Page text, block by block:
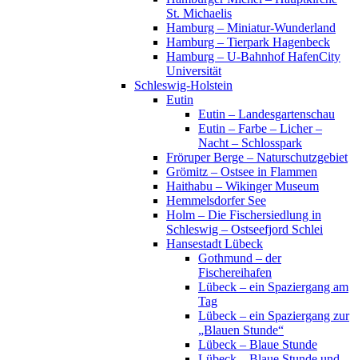
St. Michaelis
Hamburg – Miniatur-Wunderland
Hamburg – Tierpark Hagenbeck
Hamburg – U-Bahnhof HafenCity
Universität
Schleswig-Holstein
Eutin
Eutin – Landesgartenschau
Eutin – Farbe – Licher –
Nacht – Schlosspark
Fröruper Berge – Naturschutzgebiet
Grömitz – Ostsee in Flammen
Haithabu – Wikinger Museum
Hemmelsdorfer See
Holm – Die Fischersiedlung in
Schleswig – Ostseefjord Schlei
Hansestadt Lübeck
Gothmund – der
Fischereihafen
Lübeck – ein Spaziergang am
Tag
Lübeck – ein Spaziergang zur
„Blauen Stunde“
Lübeck – Blaue Stunde